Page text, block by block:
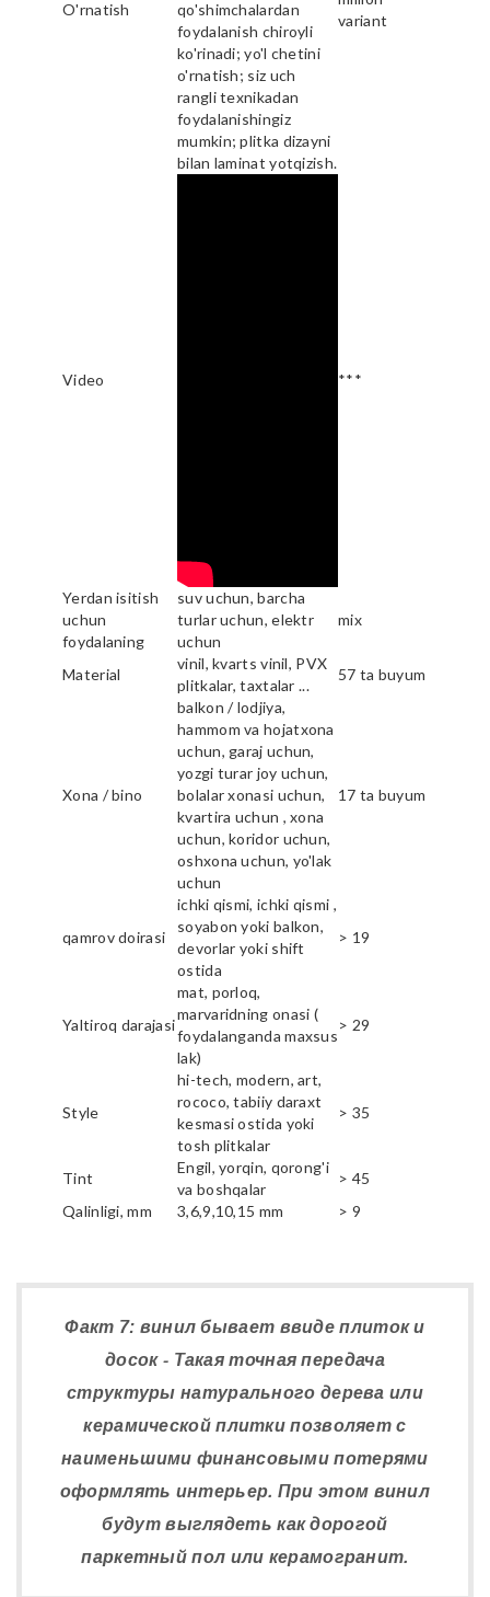
O'rnatish
qo'shimchalardan
foydalanish chiroyli
ko'rinadi; yo'l chetini
o'rnatish; siz uch
rangli texnikadan
foydalanishingiz
mumkin; plitka dizayni
bilan laminat yotqizish.
variant
Video ***
Yerdan isitish
uchun
foydalaning
suv uchun, barcha
turlar uchun, elektr
uchun
mix
Material
vinil, kvarts vinil, PVX
plitkalar, taxtalar ...
57 ta buyum
Xona / bino
balkon / lodjiya,
hammom va hojatxona
uchun, garaj uchun,
yozgi turar joy uchun,
bolalar xonasi uchun,
kvartira uchun , xona
uchun, koridor uchun,
oshxona uchun, yo'lak
uchun
17 ta buyum
qamrov doirasi
ichki qismi, ichki qismi ,
soyabon yoki balkon,
devorlar yoki shift
ostida
> 19
Yaltiroq darajasi
mat, porloq,
marvaridning onasi (
foydalanganda maxsus
lak)
> 29
Style
hi-tech, modern, art,
rococo, tabiiy daraxt
kesmasi ostida yoki
tosh plitkalar
> 35
Tint
Engil, yorqin, qorong'i
va boshqalar
> 45
Qalinligi, mm
3,6,9,10,15 mm > 9
Факт 7: винил бывает ввиде плиток и
досок - Такая точная передача
структуры натурального дерева или
керамической плитки позволяет с
наименьшими финансовыми потерями
оформлять интерьер. При этом винил
будут выглядеть как дорогой
паркетный пол или керамогранит.